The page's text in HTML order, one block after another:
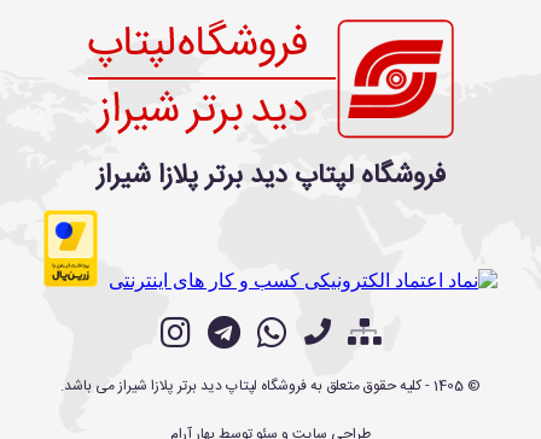
فروشگاه لپتاپ دید برتر پلازا شیراز
©
1405- کلیه حقوق متعلق بهفروشگاه لپتاپ دید برتر پلازا شیرازمی باشد.
طراحی سایت و سئو توسطبهار آرام